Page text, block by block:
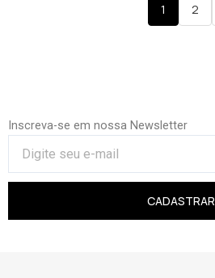
1 2
Inscreva-se em nossa Newsletter
CADASTRAR